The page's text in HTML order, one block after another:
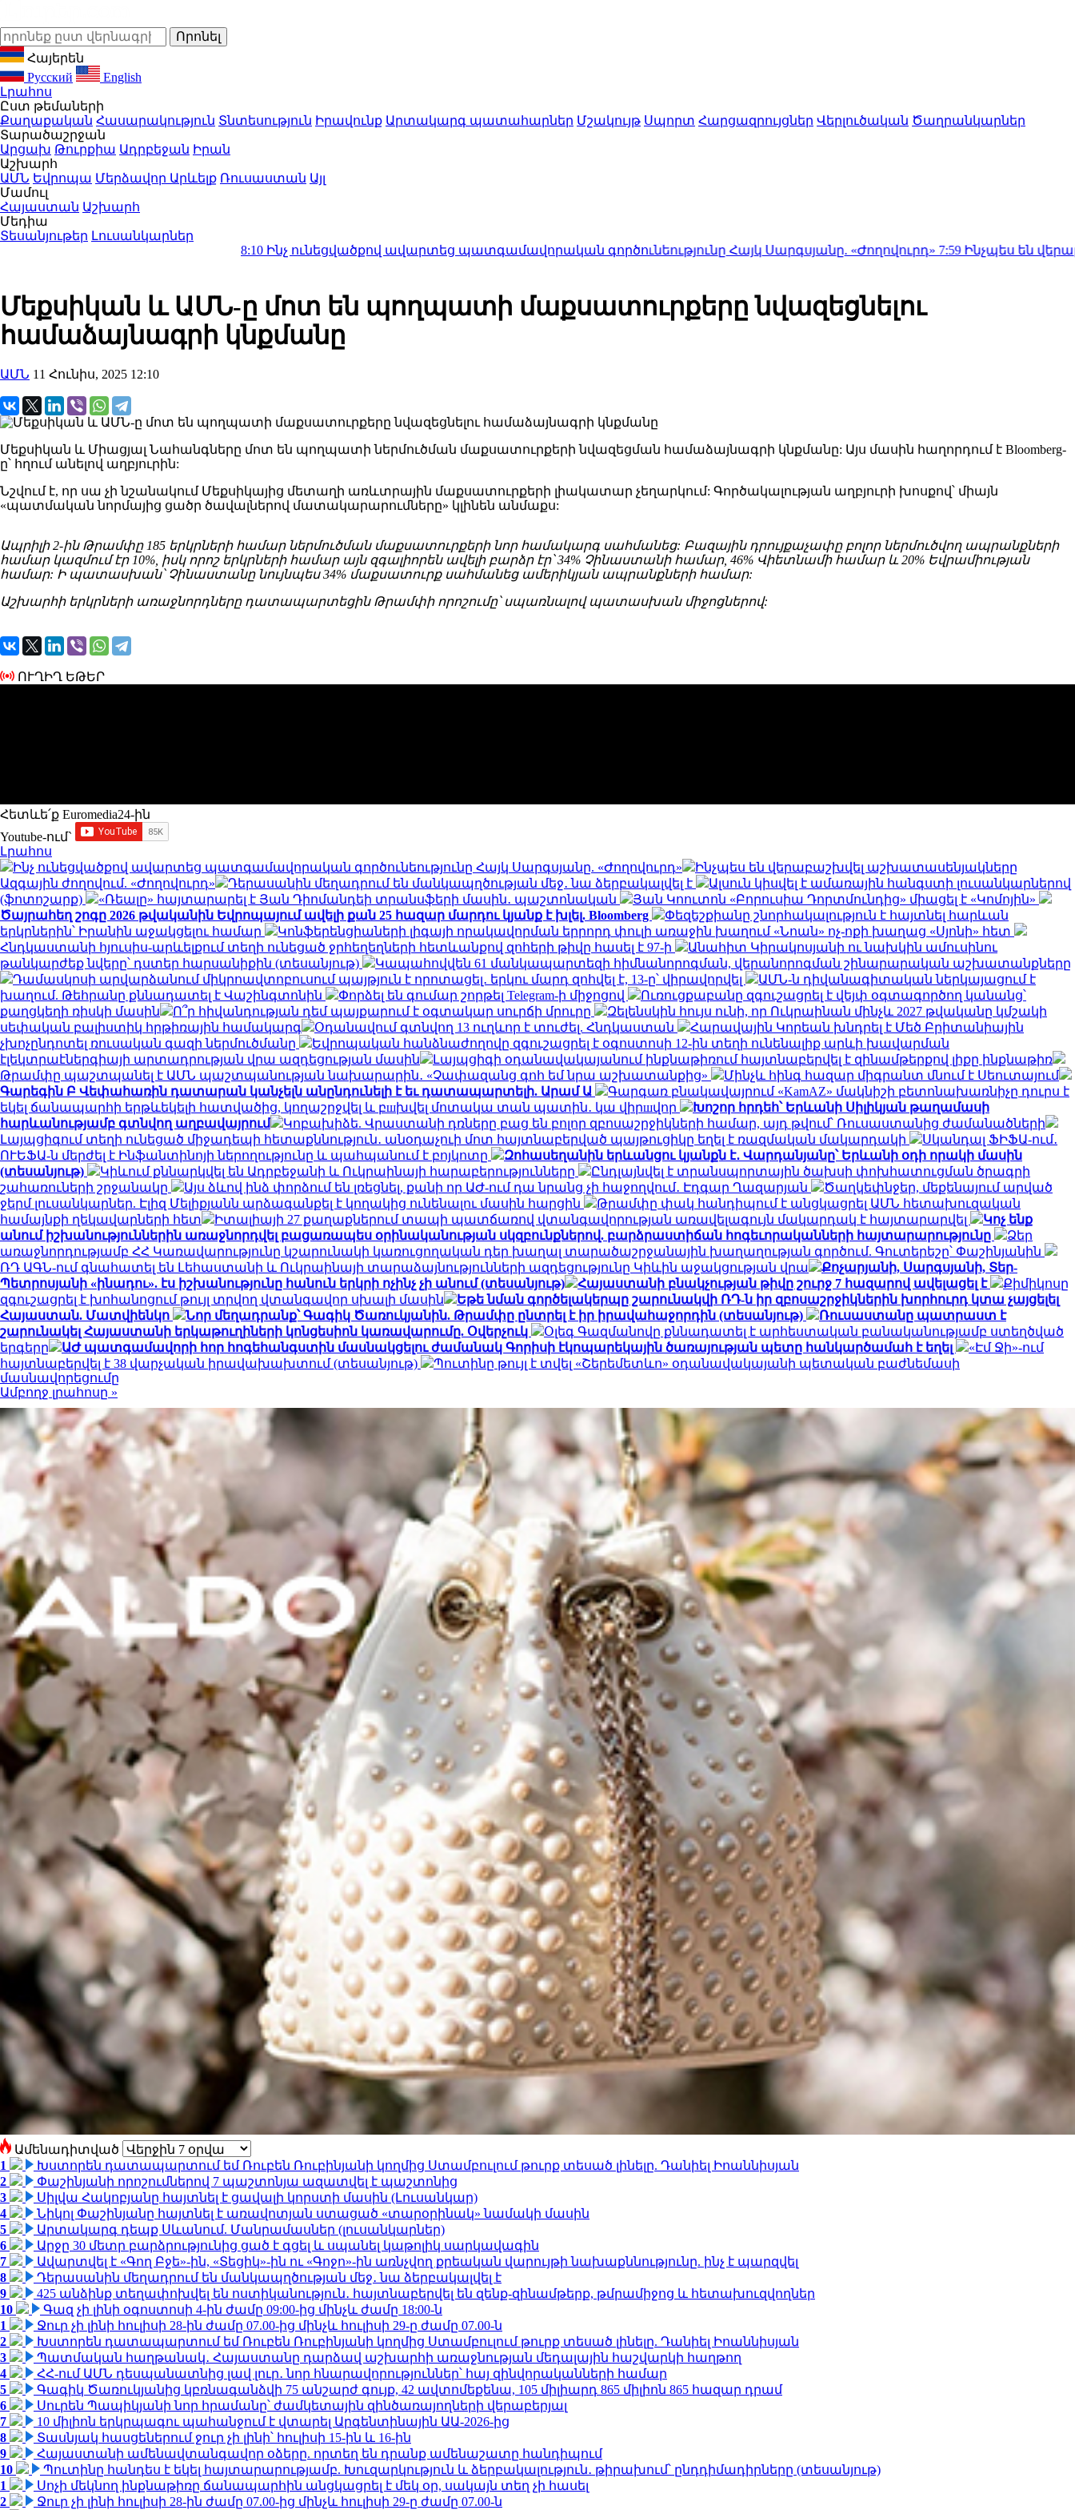
Հայերեն
Русский
English
Լրահոս
Ըստ թեմաների
Քաղաքական Հասարակություն Տնտեսություն Իրավունք Արտակարգ պատահարներ Մշակույթ Սպորտ Հարցազրույցներ Վերլուծական Ծաղրանկարներ
Տարածաշրջան
Արցախ Թուրքիա Ադրբեջան Իրան
Աշխարհ
ԱՄՆ Եվրոպա Մերձավոր Արևելք Ռուսաստան Այլ
Մամուլ
Հայաստան Աշխարհ
Մեդիա
Տեսանյութեր Լուսանկարներ
Ինչ ունեցվածքով ավարտեց պատգամավորական գործունեությունը Հայկ Սարգսյանը. «Ժողովուրդ»7:59Ինչպես են վերաբաշխվել
Մեքսիկան և ԱՄՆ-ը մոտ են պողպատի մաքսատուրքերը նվազեցնելու
համաձայնագրի կնքմանը
ԱՄՆ 11 Հունիս, 2025 12:10
Մեքսիկան և Միացյալ Նահանգները մոտ են պողպատի ներմուծման մաքսատուրքերի նվազեցման համաձայնագրի կնքմանը: Այս մասին հաղորդում է Bloomberg-
ը՝ հղում անելով աղբյուրին:
Նշվում է, որ սա չի նշանակում Մեքսիկայից մետաղի առևտրային մաքսատուրքերի լիակատար չեղարկում: Գործակալության աղբյուրի խոսքով՝ միայն
«պատմական նորմայից ցածր ծավալներով մատակարարումները» կլինեն անմաքս:
Ապրիլի 2-ին Թրամփը 185 երկրների համար ներմուծման մաքսատուրքերի նոր համակարգ սահմանեց: Բազային դրույքաչափը բոլոր ներմուծվող ապրանքների
համար կազմում էր 10%, իսկ որոշ երկրների համար այն զգալիորեն ավելի բարձր էր՝ 34% Չինաստանի համար, 46% Վիետնամի համար և 20% Եվրամիության
համար: Ի պատասխան՝ Չինաստանը նույնպես 34% մաքսատուրք սահմանեց ամերիկյան ապրանքների համար:
Աշխարհի երկրների առաջնորդները դատապարտեցին Թրամփի որոշումը՝ սպառնալով պատասխան միջոցներով:
ՈՒՂԻՂ ԵԹԵՐ
Հետևե՛ք Euromedia24-ին
Youtube-ում`
Լրահոս
Ինչ ունեցվածքով ավարտեց պատգամավորական գործունեությունը Հայկ Սարգսյանը. «Ժողովուրդ»
Ինչպես են վերաբաշխվել աշխատասենյակները
Ազգային ժողովում. «Ժողովուրդ»
Դերասանին մեղադրում են մանկապղծության մեջ․ նա ձերբակալվել է
Ալսուն կիսվել է ամառային հանգստի լուսանկարներով
(ֆոտոշարք)
«Ռեալը» հայտարարել է Յան Դիոմանդեի տրանսֆերի մասին․ պաշտոնական
Յան Կոուտոն «Բորուսիա Դորտմունդից» միացել է «Կոմոյին»
Ծայրահեղ շոգը 2026 թվականին Եվրոպայում ավելի քան 25 հազար մարդու կյանք է խլել. Bloomberg
Փեզեշքիանը շնորհակալություն է հայտնել հարևան
երկրներին՝ Իրանին աջակցելու համար
Կոնֆերենցիաների լիգայի որակավորման երրորդ փուլի առաջին խաղում «Նոան» ոչ-ոքի խաղաց «Սյոնի» հետ
Հնդկաստանի հյուսիս-արևելքում տեղի ունեցած ջրհեղեղների հետևանքով զոհերի թիվը հասել է 97-ի
Անահիտ Կիրակոսյանի ու նախկին ամուսինու
թանկարժեք նվերը՝ դստեր հարսանիքին (տեսանյութ)
Կապահովվեն 61 մանկապարտեզի հիմնանորոգման, վերանորոգման շինարարական աշխատանքները
Դամասկոսի արվարձանում միկրոավտոբուսում պայթյուն է որոտացել․ երկու մարդ զոհվել է, 13-ը՝ վիրավորվել
ԱՄՆ-ն դիվանագիտական ներկայացում է
խաղում. Թեհրանը քննադատել է Վաշինգտոնին
Փորձել են գումար շորթել Telegram-ի միջոցով
Ուռուցքաբանը զգուշացրել է վեյփ օգտագործող կանանց՝
քաղցկեղի ռիսկի մասին
Ո՞ր հիվանդության դեմ պայքարում է օգտակար սուրճի մրուրը
Զելենսկին հույս ունի, որ Ուկրաինան մինչև 2027 թվականը կմշակի
սեփական բալիստիկ հրթիռային համակարգ
Օդանավում գտնվող 13 ուղևոր է տուժել. Հնդկաստան
Հարավային Կորեան խնդրել է Մեծ Բրիտանիային
չխոչընդոտել ռուսական գազի ներմուծմանը
Եվրոպական հանձնաժողովը զգուշացրել է օգոստոսի 12-ին տեղի ունենալիք արևի խավարման
էլեկտրաէներգիայի արտադրության վրա ազդեցության մասին
Լայպցիգի օդանավակայանում ինքնաթիռում հայտնաբերվել է զինամթերքով լիքը ինքնաթիռ
Թրամփը պաշտպանել է ԱՄՆ պաշտպանության նախարարին․ «Չափազանց գոհ եմ նրա աշխատանքից»
Մինչև հինգ հազար միգրանտ մնում է Սեուտայում
Գարեգին Բ Վեփահառին դատարան կանչելն անընդունելի է եւ դատապարտելի. Արամ Ա
Գարգառ բնակավայրում «KamAZ» մակնիշի բետոնախառնիչը դուրս է
եկել ճանապարհի երթևեկելի հատվածից, կողաշրջվել և բшխվել մոտակա տան պատին․ կա վիրшվոր
Խոշոր հրդեհ՝ Երևանի Սիլիկյան թաղամասի
հարևանությամբ գտնվող աղբավայրում
Կոբախիձե. Վրաստանի դռները բաց են բոլոր զբոսաշրջիկների համար, այդ թվում՝ Ռուսաստանից ժամանածների
Լայպցիգում տեղի ունեցած միջադեպի հետաքննություն․ անօդաչուի մոտ հայտնաբերված պայթուցիկը եղել է ռազմական մակարդակի
Սկանդալ ՖԻՖԱ-ում․
ՈՒԵՖԱ-ն մերժել է Ինֆանտինոյի ներողությունը և պահպանում է բոյկոտը
Զոհասեղանին երևանցու կյանքն է․ Վարդանյանը՝ Երևանի օդի որակի մասին
(տեսանյութ)
Կիևում քննարկվել են Ադրբեջանի և Ուկրաինայի հարաբերությունները
Ընդլայնվել է տրանսպորտային ծախսի փոխհատուցման ծրագրի
շահառուների շրջանակը
Այս ձևով ինձ փորձում են լռեցնել, քանի որ ԱԺ-ում դա նրանց չի հաջողվում․ Էդգար Ղազարյան
Ծաղկեփնջեր, մեքենայում արված
ջերմ լուսանկարներ. Էլիզ Մելիքյանն արձագանքել է կողակից ունենալու մասին հարցին
Թրամփը փակ հանդիպում է անցկացրել ԱՄՆ հետախուզական
համայնքի ղեկավարների հետ
Իտալիայի 27 քաղաքներում տապի պատճառով վտանգավորության առավելագույն մակարդակ է հայտարարվել
Կոչ ենք
անում իշխանություններին առաջնորդվել բացառապես օրինականության սկզբունքներով. բարձրաստիճան հոգեւորականների հայտարարությունը
Ձեր
առաջնորդությամբ ՀՀ Կառավարությունը կշարունակի կառուցողական դեր խաղալ տարածաշրջանային խաղաղության գործում. Գուտերեշը՝ Փաշինյանին
ՌԴ ԱԳՆ-ում գնահատել են Լեհաստանի և Ուկրաինայի տարաձայնությունների ազդեցությունը Կիևին աջակցության վրա
Քոչարյանի, Սարգսյանի, Տեր-
Պետրոսյանի «ինադու». էս իշխանությունը հանուն երկրի ոչինչ չի անում (տեսանյութ)
Հայաստանի բնակչության թիվը շուրջ 7 հազարով ավելացել է
Քիմիկոսը
զգուշացրել է խոհանոցում թույլ տրվող վտանգավոր սխալի մասին
Եթե նման գործելակերպը շարունակվի ՌԴ-ն իր զբոսաշրջիկներին խորհուրդ կտա չայցելել
Հայաստան. Մատվիենկո
Նոր մեղադրանք՝ Գագիկ Ծառուկյանին. Թրամփը ընտրել է իր իրավահաջորդին (տեսանյութ)
Ռուսաստանը պատրաստ է
շարունակել Հայաստանի երկաթուղիների կոնցեսիոն կառավարումը. Օվերչուկ
Օլեգ Գազմանովը քննադատել է արհեստական բանականությամբ ստեղծված
երգերը
ԱԺ պատգամավորի հոր հոգեհանգստին մասնակցելու ժամանակ Գորիսի էկոպարեկային ծառայության պետը հանկարծամահ է եղել
«Էմ Ջի»-ում
հայտնաբերվել է 38 վարչական իրավախախտում (տեսանյութ)
Պուտինը թույլ է տվել «Շերեմետևո» օդանավակայանի պետական բաժնեմասի
մասնավորեցումը
Ամբողջ լրահոսը »
Ամենադիտված
1
Խստորեն դատապարտում եմ Ռուբեն Ռուբինյանի կողմից Ստամբուլում թուրք տեսած լինելը. Դանիել Իոաննիսյան
2
Փաշինյանի որոշումներով 7 պաշտոնյա ազատվել է պաշտոնից
3
Սիլվա Հակոբյանը հայտնել է ցավալի կորստի մասին (Լուսանկար)
4
Նիկոլ Փաշինյանը հայտնել է առավոտյան ստացած «տարօրինակ» նամակի մասին
5
Արտակարգ դեպք Սևանում. Մանրամասներ (լուսանկարներ)
6
Արջը 30 մետր բարձրությունից ցած է գցել և սպանել կաթոլիկ սարկավագին
7
Ավարտվել է «Գող Բջե»-ին, «Տեցիկ»-ին ու «Գոջո»-ին առնչվող քրեական վարույթի նախաքննությունը. ինչ է պարզվել
8
Դերասանին մեղադրում են մանկապղծության մեջ․ նա ձերբակալվել է
9
425 անձինք տեղափոխվել են ոստիկանություն․ հայտնաբերվել են զենք-զինամթերք, թմրամիջոց և հետախուզվողներ
10
Գազ չի լինի օգոստոսի 4-ին ժամը 09:00-ից մինչև ժամը 18:00-ն
1
Ջուր չի լինի հուլիսի 28-ին ժամը 07.00-ից մինչև հուլիսի 29-ը ժամը 07.00-ն
2
Խստորեն դատապարտում եմ Ռուբեն Ռուբինյանի կողմից Ստամբուլում թուրք տեսած լինելը. Դանիել Իոաննիսյան
3
Պատմական հաղթանակ․ Հայաստանը դարձավ աշխարհի առաջնության մեդալային հաշվարկի հաղթող
4
ՀՀ-ում ԱՄՆ դեսպանատնից լավ լուր․ նոր հնարավորություններ՝ հայ զինվորականների համար
5
Գագիկ Ծառուկյանից կբռնագանձվի 75 անշարժ գույք, 42 ավտոմեքենա, 105 միլիարդ 865 միլիոն 865 հազար դրամ
6
Սուրեն Պապիկյանի նոր հրամանը՝ ժամկետային զինծառայողների վերաբերյալ
7
10 միլիոն երկրպագու պահանջում է վտարել Արգենտինային ԱԱ-2026-ից
8
Տասնյակ հասցեներում ջուր չի լինի՝ հուլիսի 15-ին և 16-ին
9
Հայաստանի ամենավտանգավոր օձերը. որտեղ են դրանք ամենաշատը հանդիպում
10
Պուտինը հանդես է եկել հայտարարությամբ. Խուզարկություն և ձերբակալություն․ թիրախում՝ ընդդիմադիրները (տեսանյութ)
1
Սոչի մեկնող ինքնաթիռը ճանապարհին անցկացրել է մեկ օր, սակայն տեղ չի հասել
2
Ջուր չի լինի հուլիսի 28-ին ժամը 07.00-ից մինչև հուլիսի 29-ը ժամը 07.00-ն